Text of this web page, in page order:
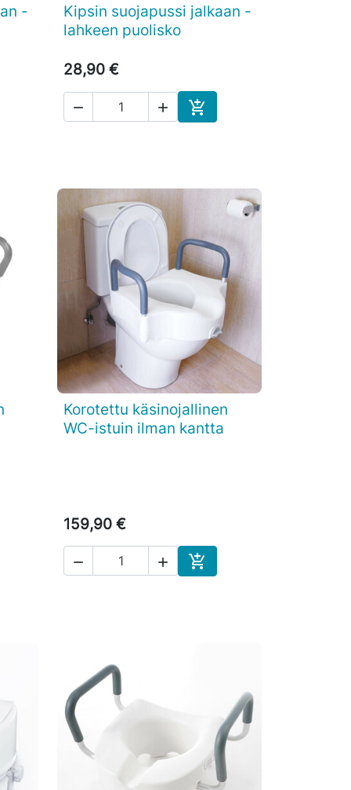
-
 Pikakatselu
Kipsin suojapussi jalkaan -
lahkeen puolisko
28,90 €
  
Ostoskoriin
 Pikakatselu
Korotettu käsinojallinen
WC-istuin ilman kantta
159,90 €
  
Ostoskoriin